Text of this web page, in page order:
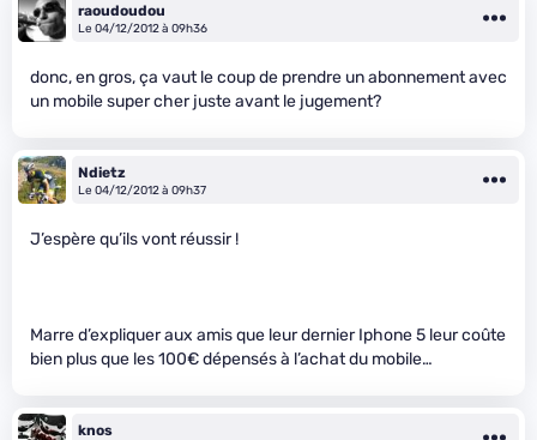
raoudoudou
Le 04/12/2012 à 09h36
donc, en gros, ça vaut le coup de prendre un abonnement avec
un mobile super cher juste avant le jugement?
Ndietz
Le 04/12/2012 à 09h37
J’espère qu’ils vont réussir !
Marre d’expliquer aux amis que leur dernier Iphone 5 leur coûte
bien plus que les 100€ dépensés à l’achat du mobile…
knos